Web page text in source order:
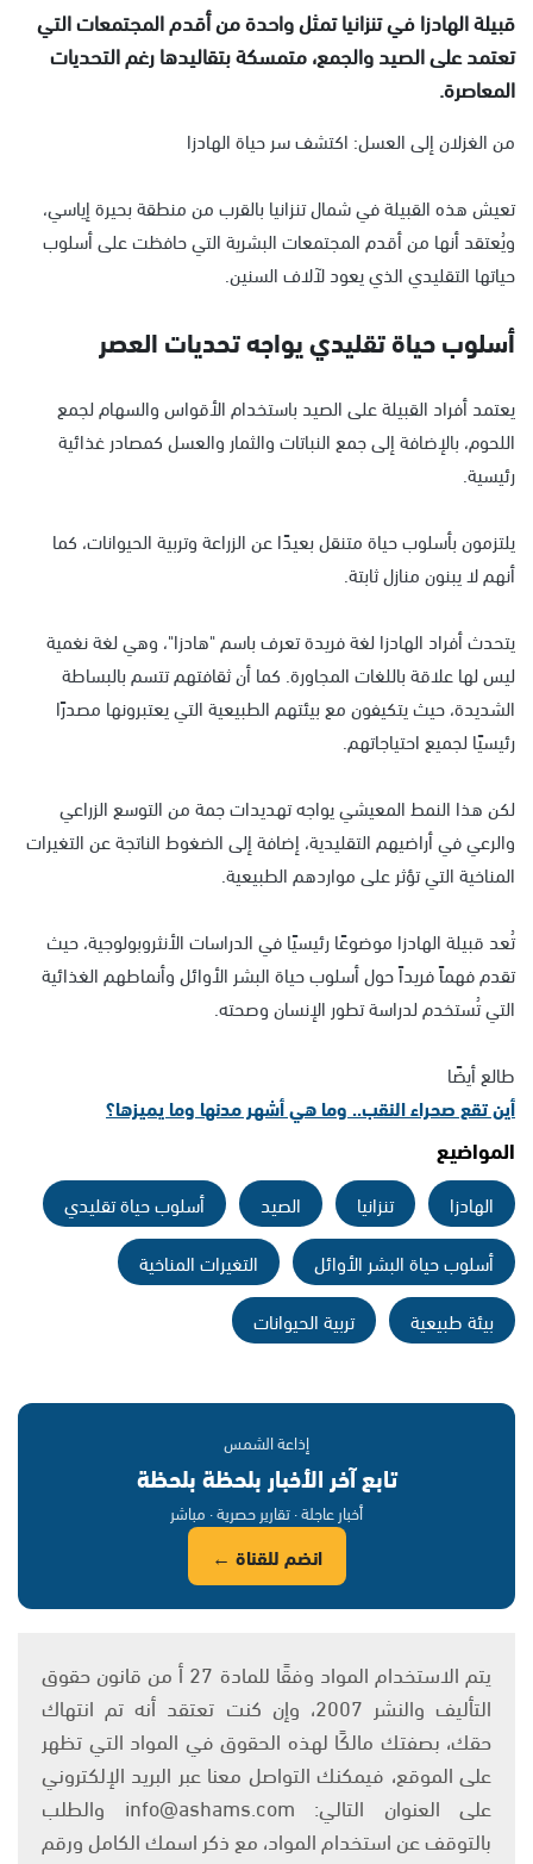
قبيلة الهادزا في تنزانيا تمثل واحدة من أقدم المجتمعات التي
تعتمد على الصيد والجمع، متمسكة بتقاليدها رغم التحديات
المعاصرة.
من الغزلان إلى العسل: اكتشف سر حياة الهادزا
تعيش هذه القبيلة في شمال تنزانيا بالقرب من منطقة بحيرة إياسي،
ويُعتقد أنها من أقدم المجتمعات البشرية التي حافظت على أسلوب
حياتها التقليدي الذي يعود لآلاف السنين.
أسلوب حياة تقليدي يواجه تحديات العصر
يعتمد أفراد القبيلة على الصيد باستخدام الأقواس والسهام لجمع
اللحوم، بالإضافة إلى جمع النباتات والثمار والعسل كمصادر غذائية
رئيسية.
يلتزمون بأسلوب حياة متنقل بعيدًا عن الزراعة وتربية الحيوانات، كما
أنهم لا يبنون منازل ثابتة.
يتحدث أفراد الهادزا لغة فريدة تعرف باسم "هادزا"، وهي لغة نغمية
ليس لها علاقة باللغات المجاورة. كما أن ثقافتهم تتسم بالبساطة
الشديدة، حيث يتكيفون مع بيئتهم الطبيعية التي يعتبرونها مصدرًا
رئيسيًا لجميع احتياجاتهم.
لكن هذا النمط المعيشي يواجه تهديدات جمة من التوسع الزراعي
والرعي في أراضيهم التقليدية، إضافة إلى الضغوط الناتجة عن التغيرات
المناخية التي تؤثر على مواردهم الطبيعية.
تُعد قبيلة الهادزا موضوعًا رئيسيًا في الدراسات الأنثروبولوجية، حيث
تقدم فهماً فريداً حول أسلوب حياة البشر الأوائل وأنماطهم الغذائية
التي تُستخدم لدراسة تطور الإنسان وصحته.
طالع أيضًا
أين تقع صحراء النقب.. وما هي أشهر مدنها وما يميزها؟
المواضيع
الهادزا تنزانيا الصيد
أسلوب حياة تقليدي
أسلوب حياة البشر الأوائل
التغيرات المناخية
بيئة طبيعية
تربية الحيوانات
إذاعة الشمس
تابع آخر الأخبار بلحظة بلحظة
أخبار عاجلة · تقارير حصرية · مباشر
انضم للقناة ←
يتم الاستخدام المواد وفقًا للمادة 27 أ من قانون حقوق
التأليف والنشر 2007، وإن كنت تعتقد أنه تم انتهاك
حقك، بصفتك مالكًا لهذه الحقوق في المواد التي تظهر
على الموقع، فيمكنك التواصل معنا عبر البريد الإلكتروني
على العنوان التالي: info@ashams.com والطلب
بالتوقف عن استخدام المواد، مع ذكر اسمك الكامل ورقم